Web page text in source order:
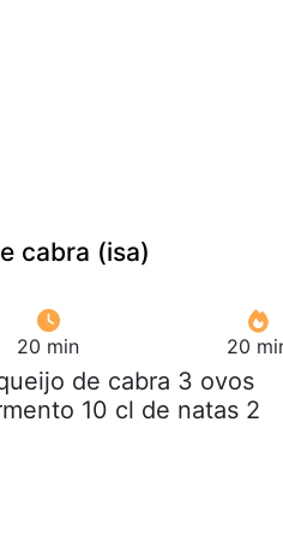
cabra (isa)
20 min 20
de cabra 3 ovos
10 cl de natas 2